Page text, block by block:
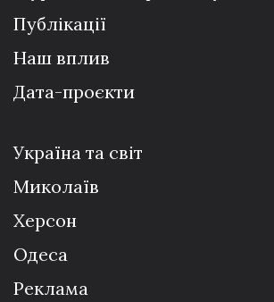
Публікації
Наш вплив
Дата-проєкти
Україна та світ
Миколаїв
Херсон
Одеса
Реклама